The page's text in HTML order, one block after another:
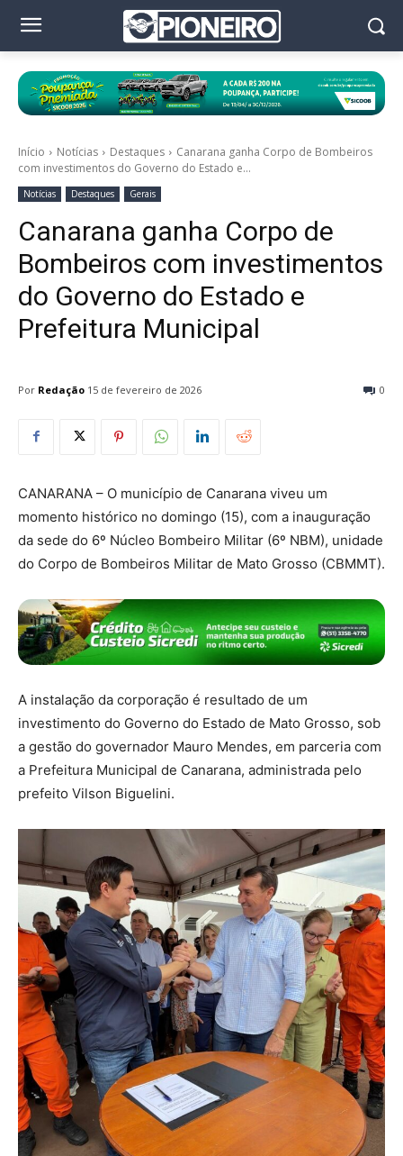
Início Notícias Destaques
Canarana ganha Corpo de Bombeiros
com investimentos do Governo do Estado e...
Notícias Destaques Gerais
Canarana ganha Corpo de
Bombeiros com investimentos
do Governo do Estado e
Prefeitura Municipal
Por Redação 0
15 de fevereiro de 2026
CANARANA – O município de Canarana viveu um
momento histórico no domingo (15), com a inauguração
da sede do 6º Núcleo Bombeiro Militar (6º NBM), unidade
do Corpo de Bombeiros Militar de Mato Grosso (CBMMT).
A instalação da corporação é resultado de um
investimento do Governo do Estado de Mato Grosso, sob
a gestão do governador Mauro Mendes, em parceria com
a Prefeitura Municipal de Canarana, administrada pelo
prefeito Vilson Biguelini.